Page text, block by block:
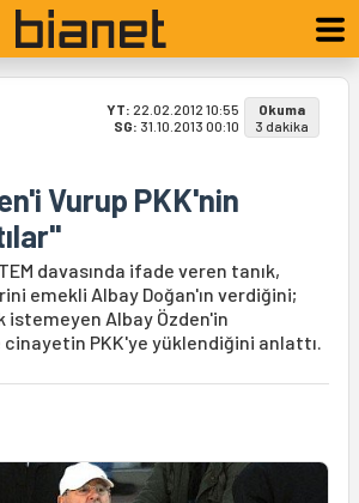
YT: 22.02.2012 10:55
SG: 31.10.2013 00:10
Okuma
3 dakika
Vurup PKK'nin
davasında ifade veren tanık,
emekli Albay Doğan'ın verdiğini;
istemeyen Albay Özden'in
PKK'ye yüklendiğini anlattı.